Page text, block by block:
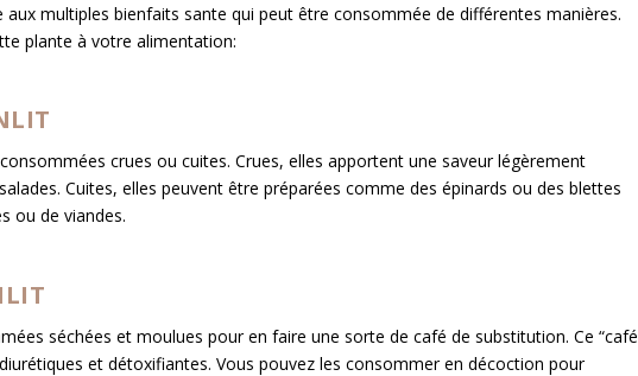
aux multiples bienfaits sante qui peut être consommée de différentes manières.
plante à votre alimentation:
crues ou cuites. Crues, elles apportent une saveur légèrement
Cuites, elles peuvent être préparées comme des épinards ou des blettes
ou de viandes.
séchées et moulues pour en faire une sorte de café de substitution. Ce “café
et détoxifiantes. Vous pouvez les consommer en décoction pour